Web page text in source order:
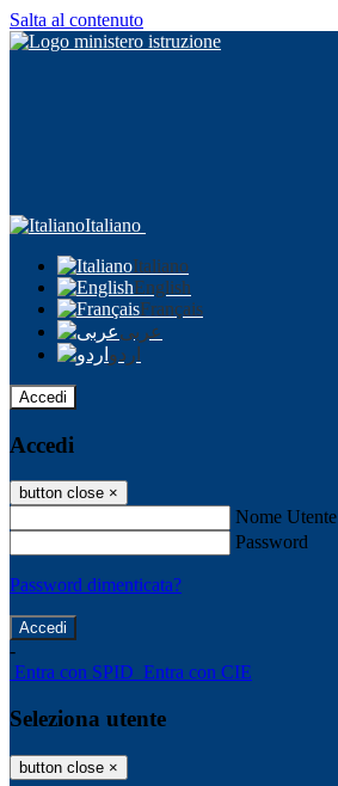
Salta al contenuto
Italiano
Italiano
English
Français
عربى
اردو
Accedi
Accedi
button close ×
Nome Utente
Password
Password dimenticata?
-
Entra con SPID Entra con CIE
Seleziona utente
button close ×